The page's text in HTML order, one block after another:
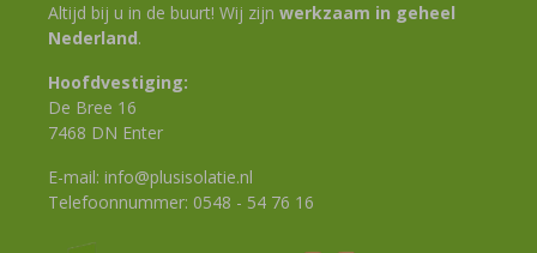
Altijd bij u in de buurt! Wij zijn werkzaam in geheel
Nederland.
Hoofdvestiging:
De Bree 16
7468 DN Enter
E-mail: info@plusisolatie.nl
Telefoonnummer: 0548 - 54 76 16